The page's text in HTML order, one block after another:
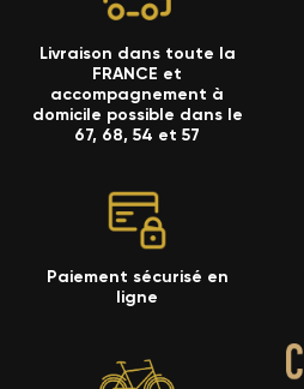
Livraison dans toute la
FRANCE et
accompagnement à
domicile possible dans le
67, 68, 54 et 57
Paiement sécurisé en
ligne